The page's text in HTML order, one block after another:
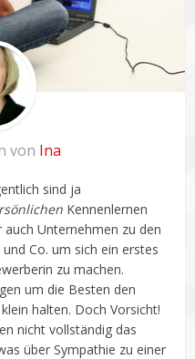
von Ina
sind ja
Kennenlernen
Unternehmen zu den
und Co. um sich ein erstes
zu machen.
um die Besten den
halten. Doch Vorsicht!
nicht vollständig das
über Sympathie zu einer